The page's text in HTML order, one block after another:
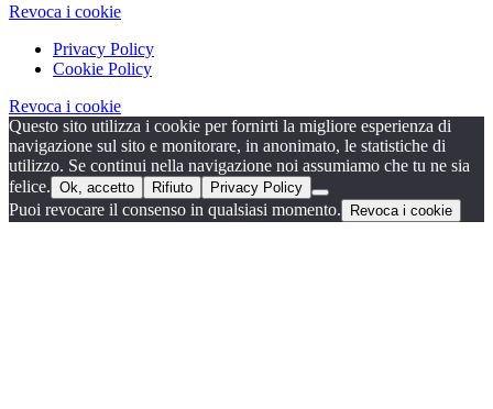
Revoca i cookie
Privacy Policy
Cookie Policy
Revoca i cookie
Questo sito utilizza i cookie per fornirti la migliore esperienza di
navigazione sul sito e monitorare, in anonimato, le statistiche di
utilizzo. Se continui nella navigazione noi assumiamo che tu ne sia
felice. Ok, accetto Rifiuto Privacy Policy
Puoi revocare il consenso in qualsiasi momento. Revoca i cookie